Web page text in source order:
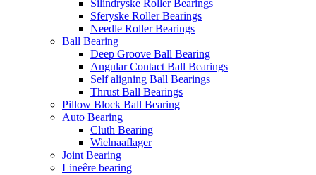
Silindryske Roller Bearings
Sferyske Roller Bearings
Needle Roller Bearings
Ball Bearing
Deep Groove Ball Bearing
Angular Contact Ball Bearings
Self aligning Ball Bearings
Thrust Ball Bearings
Pillow Block Ball Bearing
Auto Bearing
Cluth Bearing
Wielnaaflager
Joint Bearing
Lineêre bearing